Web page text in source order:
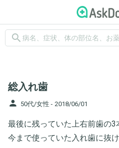
search
総入れ歯
person 50代/女性 - 2018/06/01
最後に残っていた上右前歯の3
今まで使っていた入れ歯に抜